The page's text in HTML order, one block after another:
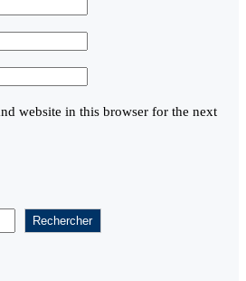
website in this browser for the next
Rechercher